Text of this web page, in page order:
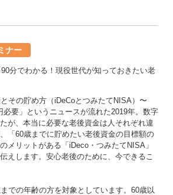
ナー
でわかる！現役世代が知っておきたい老
その貯め方（iDeCoとつみたてNISA）〜
必要」というニュースが流れた2019年。数字
が、本当に必要な老後資金は人それぞれ違
「60歳までに貯めたい老後資金の目標額の
メリットがある「iDeco・つみたてNISA」
えします。安心老後のために、今できるこ
での年齢の方を対象としています。60歳以